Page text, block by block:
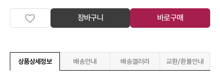
장바구니 바로구매
상품상세정보 배송안내 배송갤러리 교환/환불안내